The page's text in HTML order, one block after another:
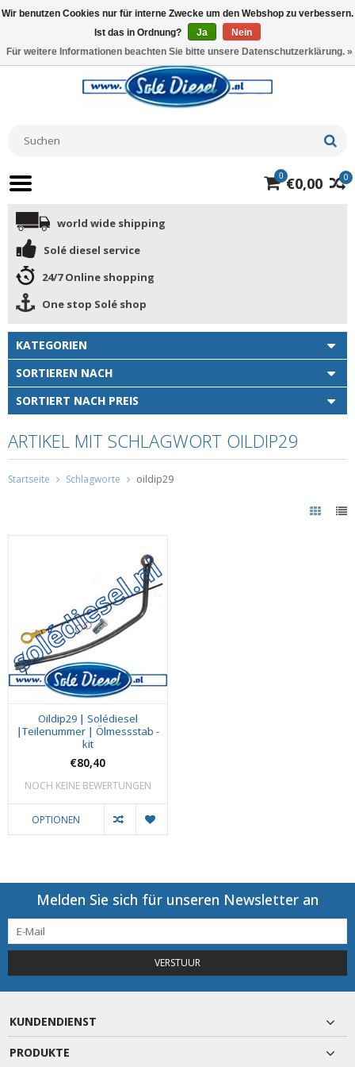
0
0 €0,00
world wide shipping
Solé diesel service
24/7 Online shopping
One stop Solé shop
KATEGORIEN
SORTIEREN NACH
SORTIERT NACH PREIS
ARTIKEL MIT SCHLAGWORT OILDIP29
Startseite Schlagworte oildip29
Oildip29 | Solédiesel
|Teilenummer | Ölmessstab -
kit
€80,40
NOCH KEINE BEWERTUNGEN
OPTIONEN
Melden Sie sich für unseren Newsletter an
VERSTUUR
KUNDENDIENST
PRODUKTE
Wir benutzen Cookies nur für interne Zwecke um den Webshop zu verbessern.
Ist das in Ordnung?
Ja
Nein
Für weitere Informationen beachten Sie bitte unsere Datenschutzerklärung. »